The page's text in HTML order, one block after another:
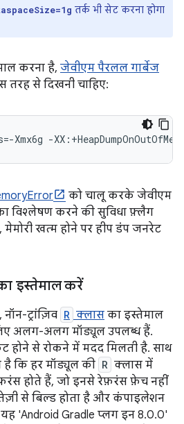
तर्क भी सेट करना होगा
करना है, जेवीएम पैरलल गार्बेज
तरह से दिखनी चाहिए:
-
को चालू करके जेवीएम
विश्लेषण करने की सुविधा फ़्लैग
खत्म होने पर हीप डंप जनरेट
इस्तेमाल करें
ट्रांज़िव R क्लास का इस्तेमाल
अलग-अलग मॉड्यूल उपलब्ध हैं.
होने से रोकने में मदद मिलती है. साथ
है कि हर मॉड्यूल की R क्लास में
होते हैं, जो इनसे रेफ़रंस फ़ेच नहीं
से बिल्ड होता है और कंपाइलेशन
'Android Gradle प्लग इन 8.0.0'